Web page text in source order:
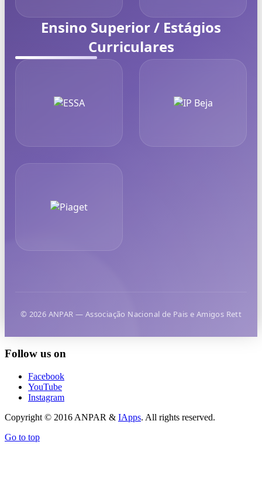
Ensino Superior / Estágios
Curriculares
© 2026 ANPAR — Associação Nacional de Pais e Amigos Rett
Follow us on
Facebook
YouTube
Instagram
Copyright © 2016 ANPAR & IApps. All rights reserved.
Go to top